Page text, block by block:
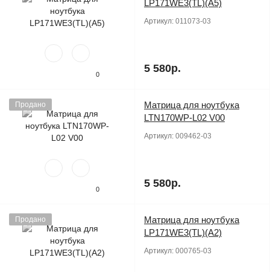
0
LP171WE3(TL)(A5)
Артикул: 011073-03
5 580р.
Продано
0
Матрица для ноутбука
LTN170WP-L02 V00
Артикул: 009462-03
5 580р.
Продано
Матрица для ноутбука
LP171WE3(TL)(A2)
Артикул: 000765-03